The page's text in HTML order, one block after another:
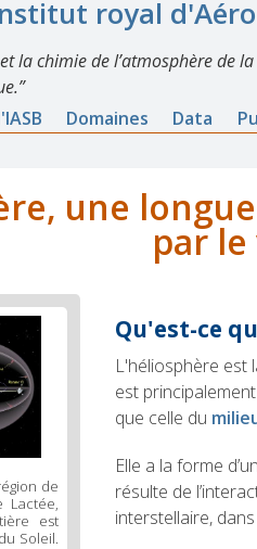
royal
la chimie de l’atmosphère de
Domaines Data
une
par
Qu'est-ce
L'héliosphère est
est
que celle du
Elle a la forme
résulte de
interstellaire,
de
est
Soleil.